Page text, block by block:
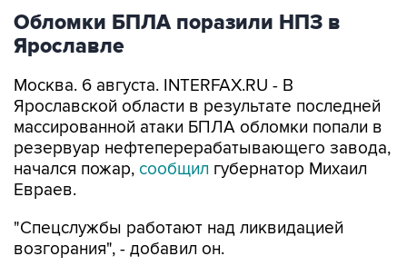
Обломки БПЛА поразили НПЗ в
Ярославле
Москва. 6 августа. INTERFAX.RU - В
Ярославской области в результате последней
массированной атаки БПЛА обломки попали в
резервуар нефтеперерабатывающего завода,
начался пожар, сообщил губернатор Михаил
Евраев.
"Спецслужбы работают над ликвидацией
возгорания", - добавил он.